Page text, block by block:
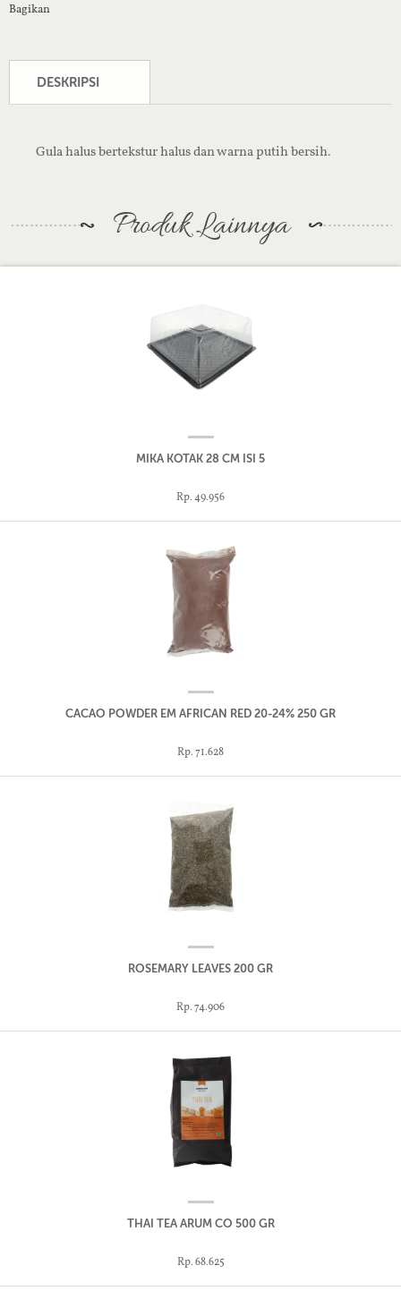
Bagikan
DESKRIPSI
Gula halus bertekstur halus dan warna putih bersih.
Produk Lainnya
MIKA KOTAK 28 CM ISI 5
Rp. 49.956
CACAO POWDER EM AFRICAN RED 20-24% 250 GR
Rp. 71.628
ROSEMARY LEAVES 200 GR
Rp. 74.906
THAI TEA ARUM CO 500 GR
Rp. 68.625